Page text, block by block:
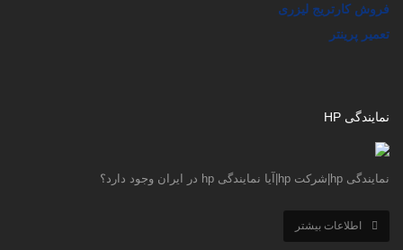
فروش کارتریج لیزری
تعمیر پرینتر
نمایندگی HP
نمایندگی hp|شرکت hp|آیا نمایندگی hp در ایران وجود دارد؟
اطلاعات بیشتر